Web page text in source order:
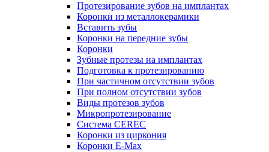
Протезирование зубов на имплантах
Коронки из металлокерамики
Вставить зубы
Коронки на передние зубы
Коронки
Зубные протезы на имплантах
Подготовка к протезированию
При частичном отсутствии зубов
При полном отсутствии зубов
Виды протезов зубов
Микропротезирование
Система CEREC
Коронки из циркония
Коронки E-Max